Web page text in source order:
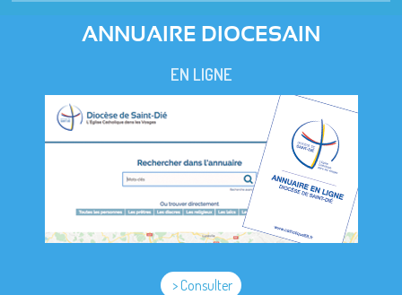
ANNUAIRE DIOCESAIN
EN LIGNE
> Consulter